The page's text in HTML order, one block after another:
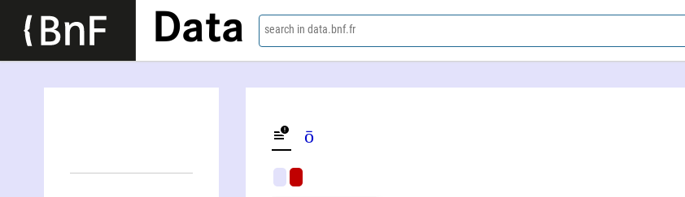
Data search in data.bnf.fr
Pōru-Rui Kūshū (1879-1959)